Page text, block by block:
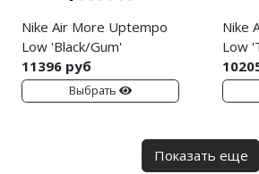
Nike Air More Uptempo
Low 'Black/Gum'
11396 руб
Выбрать
Nike
Low
Показать еще